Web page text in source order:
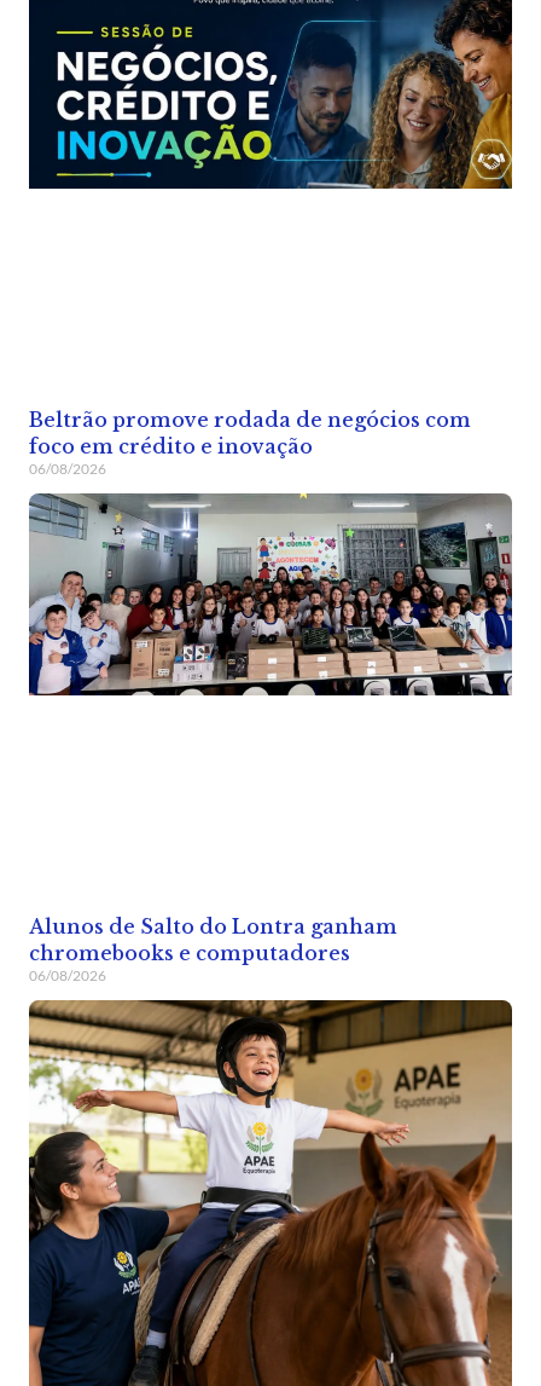
Beltrão promove rodada de negócios com
foco em crédito e inovação
06/08/2026
Alunos de Salto do Lontra ganham
chromebooks e computadores
06/08/2026